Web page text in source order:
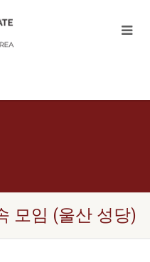
모임 (울산 성당)